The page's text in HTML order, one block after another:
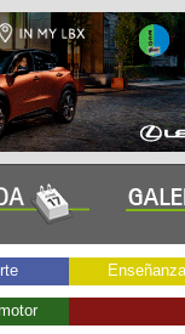
Enseñanza